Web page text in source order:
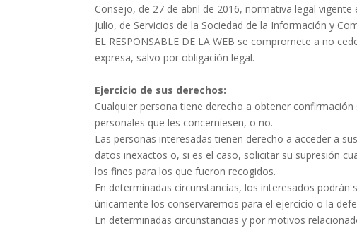
Consejo, de 27 de abril de 2016, normativa legal
julio, de Servicios de la Sociedad de la Información y
EL RESPONSABLE DE LA WEB se compromete a no
expresa, salvo por obligación legal.
Ejercicio de sus derechos:
Cualquier persona tiene derecho a obtener confirmación
personales que les concerniesen, o no.
Las personas interesadas tienen derecho a acceder a
datos inexactos o, si es el caso, solicitar su supresión
los fines para los que fueron recogidos.
En determinadas circunstancias, los interesados
únicamente los conservaremos para el ejercicio o la
En determinadas circunstancias y por motivos